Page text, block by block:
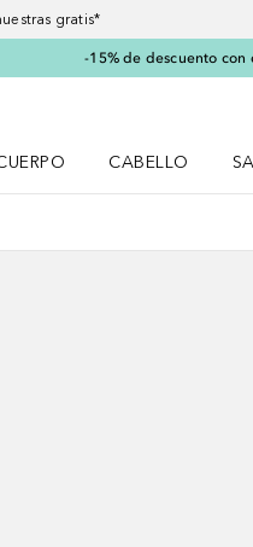
gratis*
-15% de descuento con
CABELLO